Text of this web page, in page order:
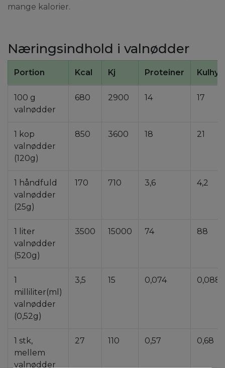
mange kalorier.
Næringsindhold i valnødder
Portion Kcal Kj Proteiner
100 g
valnødder
680 2900 14 17
1 kop
valnødder
(120g)
850 3600 18 21
1 håndfuld
valnødder
(25g)
170 710 3,6 4,2
1 liter
valnødder
(520g)
3500 15000 74 88
1
milliliter(ml)
valnødder
(0,52g)
3,5 15 0,074 0,088
1 stk,
mellem
valnødder
27 110 0,57 0,68